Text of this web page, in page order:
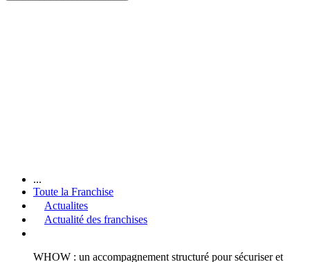
...
Toute la Franchise
Actualites
Actualité des franchises
WHOW : un accompagnement structuré pour sécuriser et